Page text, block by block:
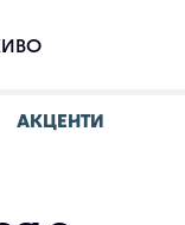
АКЦЕНТИ